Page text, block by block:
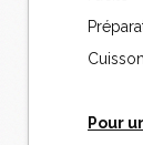
Pour